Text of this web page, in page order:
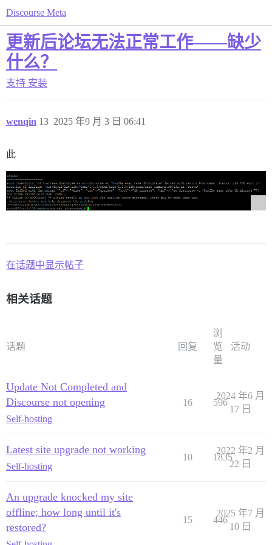
Discourse Meta
更新后论坛无法正常工作——缺少
什么？
支持 安装
wenqin 2025 年9 月 3 日 06:41
13
此
在话题中显示帖子
相关话题
话题 回复
浏
览
量
活动
Update Not Completed and
Discourse not opening
Self-hosting
16 596
2024 年6 月
17 日
Latest site upgrade not working
Self-hosting
10 1835
2022 年2 月
22 日
An upgrade knocked my site
offline; how long until it's
restored?
15 446
2025 年7 月
10 日